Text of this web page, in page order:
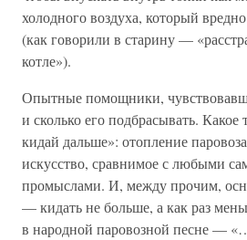
холодного воздуха, который
(как говорили в старину —
котле»).
Опытные помощники,
и сколько его подбрасывать.
кидай дальше»: отопление
искусство, сравнимое с любыми
промыслами. И, между прочим,
— кидать не больше, а как раз
в народной паровозной песне —